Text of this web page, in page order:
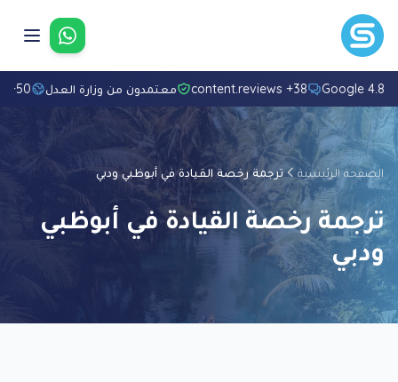
تواصل
4.8/5 Google
38+ content.reviews معتمدون من وزارة العدل 50+ لغة
الصفحة الرئيسية ترجمة رخصة القيادة في أبوظبي ودبي
ترجمة رخصة القيادة في أبوظبي
ودبي